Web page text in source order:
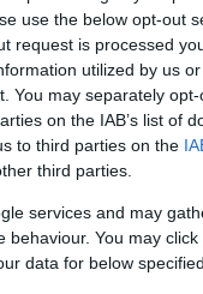
use the below opt-out
request is processed
utilized by us
You may separately
on the IAB’s list of
to third parties on the
third parties.
services and may
behaviour. You may
data for below
ότι οι
κατά 24-31
το 2019 έως τον
αμείβονται με